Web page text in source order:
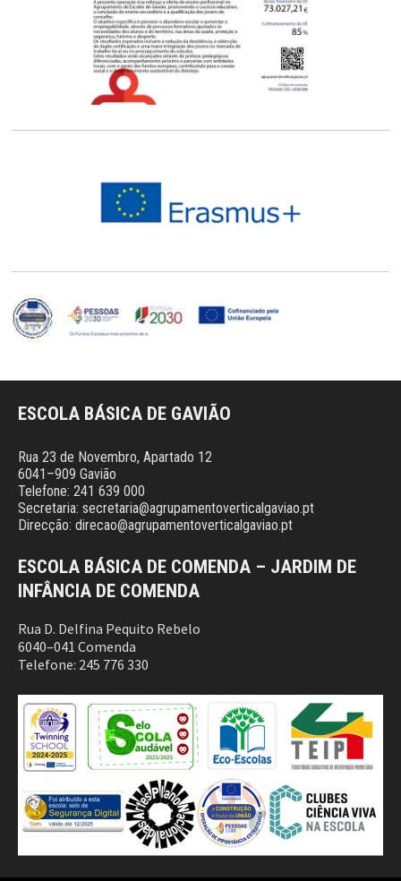
ESCOLA BÁSICA DE GAVIÃO
Rua 23 de Novembro, Apartado 12
6041–909 Gavião
Telefone: 241 639 000
Secretaria: secretaria@agrupamentoverticalgaviao.pt
Direcção: direcao@agrupamentoverticalgaviao.pt
ESCOLA BÁSICA DE COMENDA – JARDIM DE
INFÂNCIA DE COMENDA
Rua D. Delfina Pequito Rebelo
6040–041 Comenda
Telefone: 245 776 330